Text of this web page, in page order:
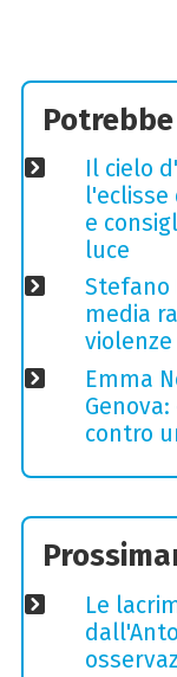
Il cielo
l'eclisse
e
luce
Stefano
media
Emma
contro
Le